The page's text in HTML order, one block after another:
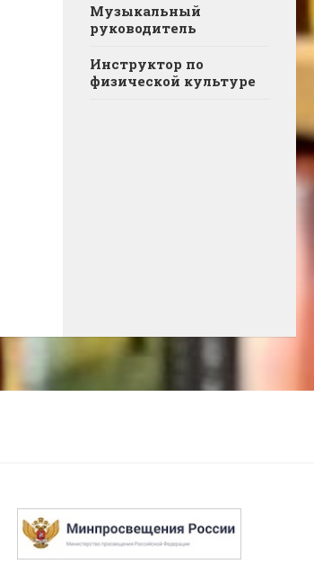
Музыкальный
руководитель
Инструктор по
физической культуре